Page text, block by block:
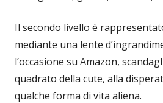
Il secondo livello è
mediante una lente
l’occasione su Amazon,
quadrato della cute, alla
qualche forma di vita aliena.